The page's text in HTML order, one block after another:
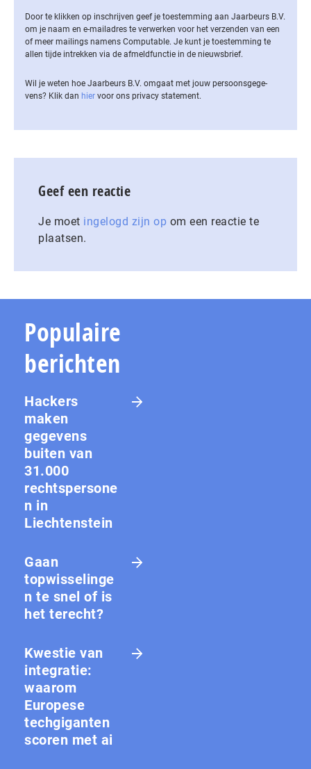
Door te klikken op inschrijven geef je toestemming aan Jaarbeurs B.V.
om je naam en e-mailadres te verwerken voor het verzenden van een
of meer mailings namens Computable. Je kunt je toestemming te
allen tijde intrekken via de af­meld­func­tie in de nieuwsbrief.
Wil je weten hoe Jaarbeurs B.V. omgaat met jouw per­soons­ge­ge­
vens? Klik dan hier voor ons privacy statement.
Geef een reactie
Je moet ingelogd zijn op om een reactie te
plaatsen.
Populaire
berichten
Hackers
maken
gegevens
buiten van
31.000
rechtspersone
n in
Liechtenstein
Gaan
topwisselinge
n te snel of is
het terecht?
Kwestie van
integratie:
waarom
Europese
techgiganten
scoren met ai